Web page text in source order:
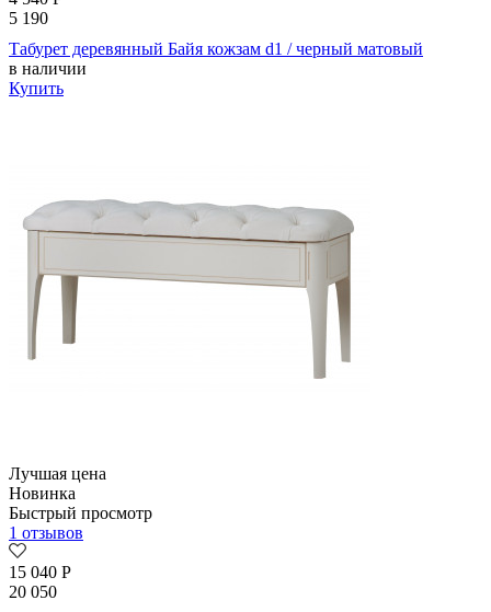
5 190
Табурет деревянный Байя кожзам d1 / черный матовый
в наличии
Купить
Лучшая цена
Новинка
Быстрый просмотр
1 отзывов
15 040 Р
20 050